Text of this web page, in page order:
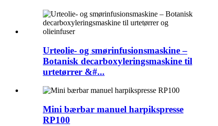
Urteolie- og smørinfusionsmaskine –
Botanisk decarboxyleringsmaskine til
urtetørrer &#...
Mini bærbar manuel harpikspresse
RP100